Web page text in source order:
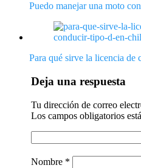
Puedo manejar una moto
Para qué sirve la licencia
Deja una respuesta
Tu dirección de correo
Los campos obligatorios
Nombre *